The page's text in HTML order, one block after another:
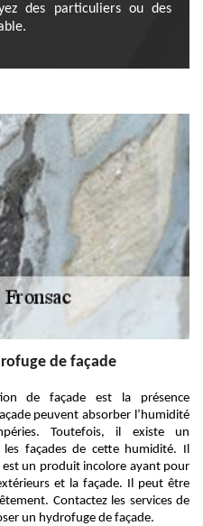
des particuliers ou des
de façade
de façade est la présence
peuvent absorber l’humidité
Toutefois, il existe un
façades de cette humidité. Il
est un produit incolore ayant pour
et la façade. Il peut être
Contactez les services de
un hydrofuge de façade.